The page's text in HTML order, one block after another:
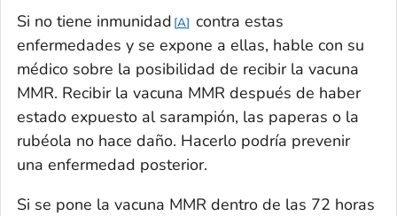
Si no tiene inmunidad A contra estas
enfermedades y se expone a ellas, hable con su
médico sobre la posibilidad de recibir la vacuna
MMR. Recibir la vacuna MMR después de haber
estado expuesto al sarampión, las paperas o la
rubéola no hace daño. Hacerlo podría prevenir
una enfermedad posterior.
Si se pone la vacuna MMR dentro de las 72 horas